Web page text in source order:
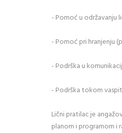
- Pomoć u održavanju
- Pomoć pri hranjenju
- Podrška u
- Podrška tokom
Lični pratilac je
planom i programom i